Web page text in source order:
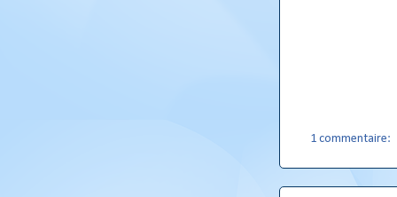
1 commentaire: